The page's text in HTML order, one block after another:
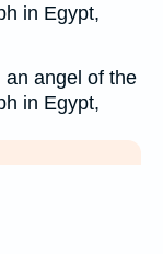
in Egypt,
an angel of the
in Egypt,